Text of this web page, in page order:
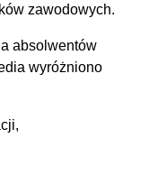
zawodowych.
absolwentów
wyróżniono